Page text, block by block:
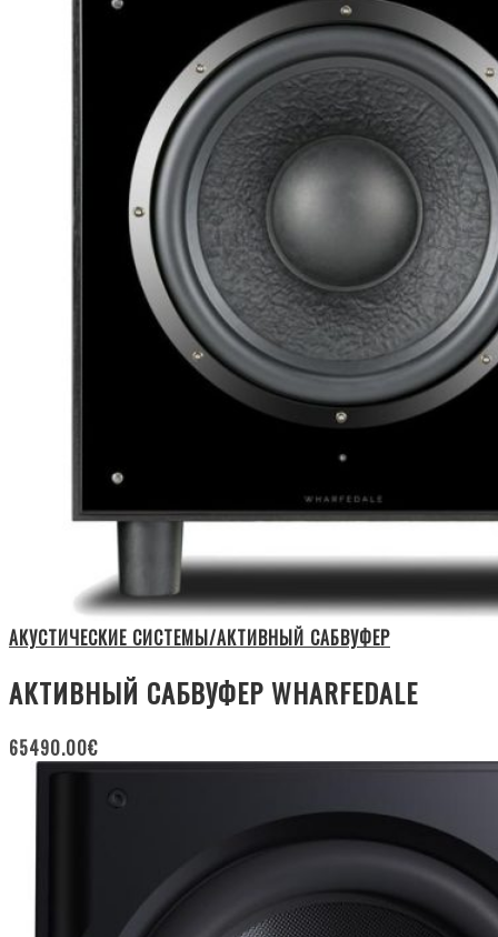
АКУСТИЧЕСКИЕ СИСТЕМЫ/АКТИВНЫЙ САБВУФЕР
АКТИВНЫЙ САБВУФЕР WHARFEDALE
65490.00€